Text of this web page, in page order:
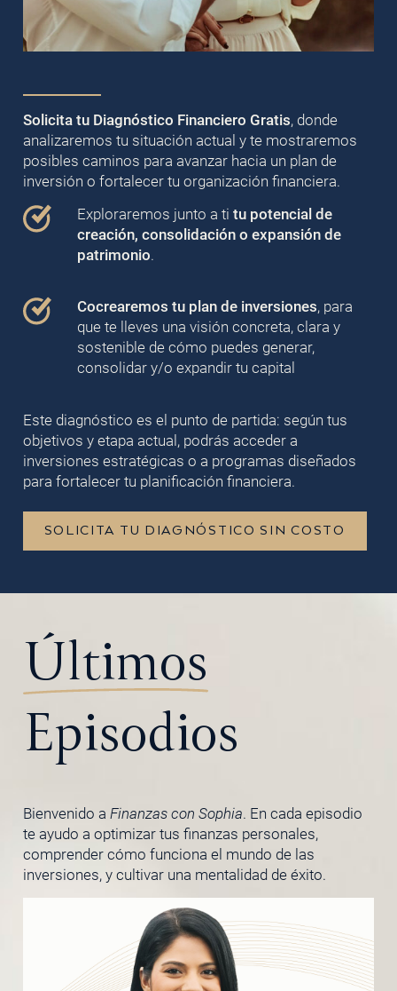
Solicita tu Diagnóstico Financiero Gratis, donde
analizaremos tu situación actual y te mostraremos
posibles caminos para avanzar hacia un plan de
inversión o fortalecer tu organización financiera.
Exploraremos junto a ti tu potencial de
creación, consolidación o expansión de
patrimonio.
Cocrearemos tu plan de inversiones, para
que te lleves una visión concreta, clara y
sostenible de cómo puedes generar,
consolidar y/o expandir tu capital
Este diagnóstico es el punto de partida: según tus
objetivos y etapa actual, podrás acceder a
inversiones estratégicas o a programas diseñados
para fortalecer tu planificación financiera.
SOLICITA TU DIAGNÓSTICO SIN COSTO
Últimos
Episodios
Bienvenido a Finanzas con Sophia. En cada episodio
te ayudo a optimizar tus finanzas personales,
comprender cómo funciona el mundo de las
inversiones, y cultivar una mentalidad de éxito.